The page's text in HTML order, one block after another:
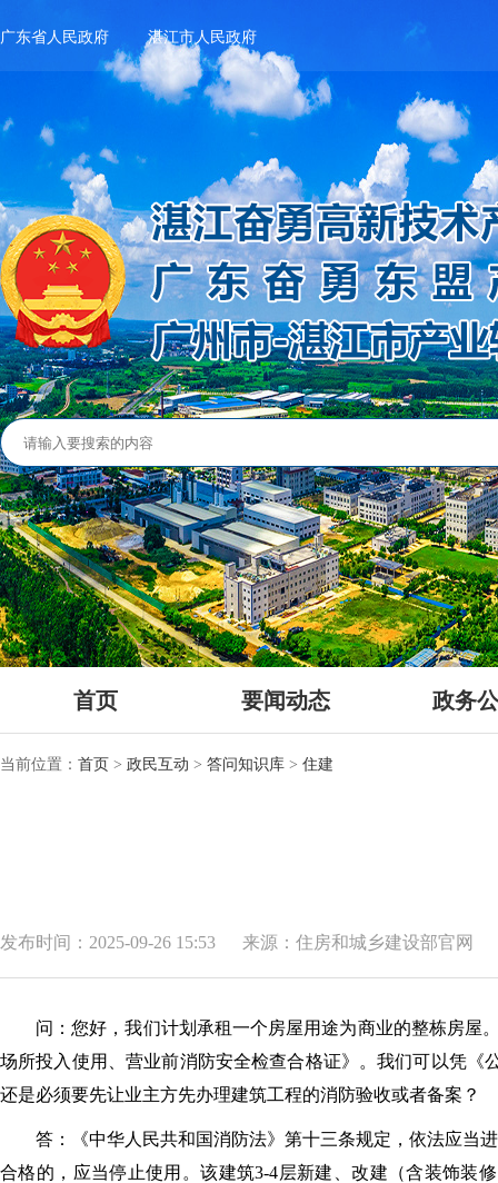
广东省人民政府 湛江市人民政府
首页 要闻动态 政务
当前位置： 首页 > 政民互动 > 答问知识库 > 住建
发布时间：2025-09-26 15:53 来源：住房和城乡建设部官网
问：您好，我们计划承租一个房屋用途为商业的整栋房屋
场所投入使用、营业前消防安全检查合格证》。我们可以凭
还是必须要先让业主方先办理建筑工程的消防验收或者备案？
答：《中华人民共和国消防法》第十三条规定，依法应当
合格的，应当停止使用。该建筑3-4层新建、改建（含装饰装